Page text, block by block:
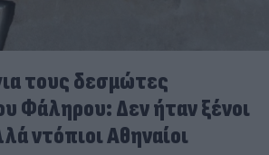
τους δεσμώτες
Φάληρου: Δεν ήταν ξένοι
ντόπιοι Αθηναίοι